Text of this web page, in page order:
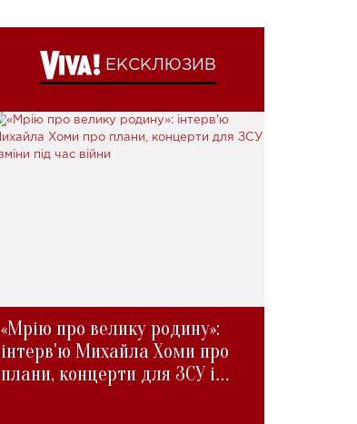
ЕКСКЛЮЗИВ
«Мрію про велику родину»:
інтерв'ю Михайла Хоми про
плани, концерти для ЗСУ і